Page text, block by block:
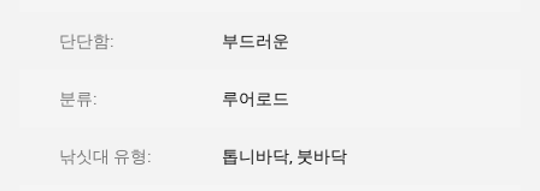
단단함: 부드러운
분류: 루어로드
낚싯대 유형: 톱니바닥, 붓바닥